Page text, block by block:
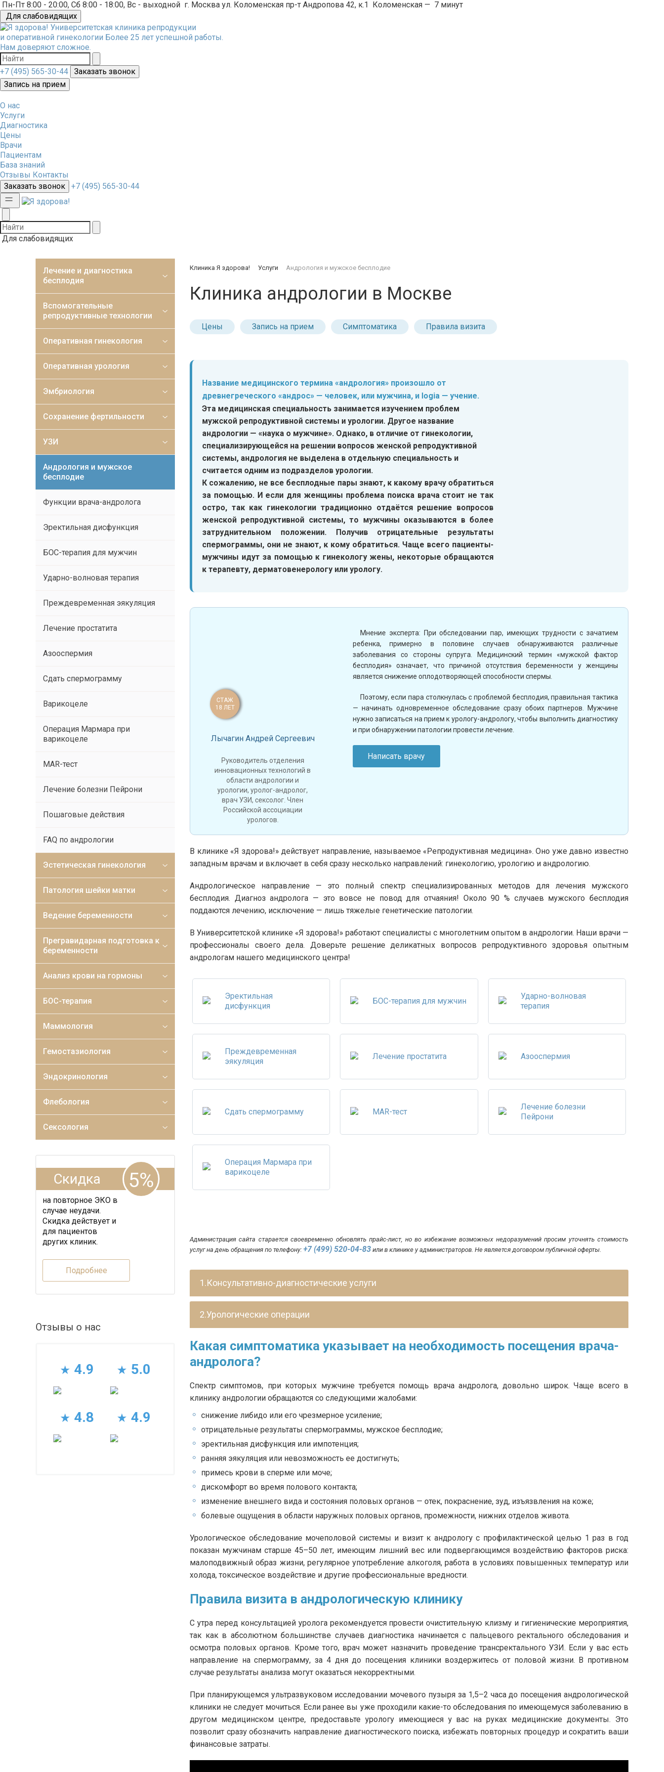
Пн-Пт 8:00 - 20:00, Сб 8:00 - 18:00, Вс - выходной г. Москва ул. Коломенская пр-т Андропова 42, к.1 Коломенская — 7 минут
Для слабовидящих
Университетская клиника репродукции
и оперативной гинекологии Более 25 лет успешной работы.
Нам доверяют сложное.
+7 (495) 565-30-44
Заказать звонок
Запись на прием
О нас
Услуги
Диагностика
Цены
Врачи
Пациентам
База знаний
Отзывы Контакты
Заказать звонок
+7 (495) 565-30-44
Для слабовидящих
Лечение и диагностика
бесплодия
Вспомогательные
репродуктивные технологии
Оперативная гинекология
Оперативная урология
Эмбриология
Сохранение фертильности
УЗИ
Андрология и мужское
бесплодие
Функции врача-андролога
Эректильная дисфункция
БОС-терапия для мужчин
Ударно-волновая терапия
Преждевременная эякуляция
Лечение простатита
Азооспермия
Cдать спермограмму
Варикоцеле
Операция Мармара при
варикоцеле
MAR-тест
Лечение болезни Пейрони
Пошаговые действия
FAQ по андрологии
Эстетическая гинекология
Патология шейки матки
Ведение беременности
Прегравидарная подготовка к
беременности
Анализ крови на гормоны
БОС-терапия
Маммология
Гемостазиология
Эндокринология
Флебология
Сексология
Скидка 5%
на повторное ЭКО в
случае неудачи.
Скидка действует и
для пациентов
других клиник.
Подробнее
Отзывы о нас
★ 4.9 ★ 5.0
★ 4.8 ★ 4.9
Клиника Я здорова! Услуги Андрология и мужское бесплодие
Клиника андрологии в Москве
Цены Запись на прием Симптоматика Правила визита
Название медицинского термина «андрология» произошло от
древнегреческого «андрос» — человек, или мужчина, и logia — учение.
Эта медицинская специальность занимается изучением проблем
мужской репродуктивной системы и урологии. Другое название
андрологии — «наука о мужчине». Однако, в отличие от гинекологии,
специализирующейся на решении вопросов женской репродуктивной
системы, андрология не выделена в отдельную специальность и
считается одним из подразделов урологии.
К сожалению, не все бесплодные пары знают, к какому врачу обратиться
за помощью. И если для женщины проблема поиска врача стоит не так
остро, так как гинекологии традиционно отдаётся решение вопросов
женской репродуктивной системы, то мужчины оказываются в более
затруднительном положении. Получив отрицательные результаты
спермограммы, они не знают, к кому обратиться. Чаще всего пациенты-
мужчины идут за помощью к гинекологу жены, некоторые обращаются
к терапевту, дерматовенерологу или урологу.
СТАЖ
18 ЛЕТ
Лычагин Андрей Сергеевич
Руководитель отделения
инновационных технологий в
области андрологии и
урологии, уролог-андролог,
врач УЗИ, сексолог. Член
Российской ассоциации
урологов.
Мнение эксперта: При обследовании пар, имеющих трудности с зачатием
ребенка, примерно в половине случаев обнаруживаются различные
заболевания со стороны супруга. Медицинский термин «мужской фактор
бесплодия» означает, что причиной отсутствия беременности у женщины
является снижение оплодотворяющей способности спермы.
Поэтому, если пара столкнулась с проблемой бесплодия, правильная тактика
— начинать одновременное обследование сразу обоих партнеров. Мужчине
нужно записаться на прием к урологу-андрологу, чтобы выполнить диагностику
и при обнаружении патологии провести лечение.
Написать врачу
В клинике «Я здорова!» действует направление, называемое «Репродуктивная медицина». Оно уже давно известно
западным врачам и включает в себя сразу несколько направлений: гинекологию, урологию и андрологию.
Андрологическое направление — это полный спектр специализированных методов для лечения мужского
бесплодия. Диагноз андролога — это вовсе не повод для отчаяния! Около 90 % случаев мужского бесплодия
поддаются лечению, исключение — лишь тяжелые генетические патологии.
В Университетской клинике «Я здорова!» работают специалисты с многолетним опытом в андрологии. Наши врачи —
профессионалы своего дела. Доверьте решение деликатных вопросов репродуктивного здоровья опытным
андрологам нашего медицинского центра!
Эректильная
дисфункция
БОС-терапия для мужчин
Ударно-волновая
терапия
Преждевременная
эякуляция
Лечение простатита Азооспермия
Сдать спермограмму MAR-тест
Лечение болезни
Пейрони
Операция Мармара при
варикоцеле
Администрация сайта старается своевременно обновлять прайс-лист, но во избежание возможных недоразумений просим уточнять стоимость
услуг на день обращения по телефону: +7 (499) 520-04-83 или в клинике у администраторов. Не является договором публичной оферты.
1.Консультативно-диагностические услуги
2.Урологические операции
Какая симптоматика указывает на необходимость посещения врача-
андролога?
Спектр симптомов, при которых мужчине требуется помощь врача андролога, довольно широк. Чаще всего в
клинику андрологии обращаются со следующими жалобами:
снижение либидо или его чрезмерное усиление;
отрицательные результаты спермограммы, мужское бесплодие;
эректильная дисфункция или импотенция;
ранняя эякуляция или невозможность ее достигнуть;
примесь крови в сперме или моче;
дискомфорт во время полового контакта;
изменение внешнего вида и состояния половых органов — отек, покраснение, зуд, изъязвления на коже;
болевые ощущения в области наружных половых органов, промежности, нижних отделов живота.
Урологическое обследование мочеполовой системы и визит к андрологу с профилактической целью 1 раз в год
показан мужчинам старше 45–50 лет, имеющим лишний вес или подвергающимся воздействию факторов риска:
малоподвижный образ жизни, регулярное употребление алкоголя, работа в условиях повышенных температур или
холода, токсическое воздействие и другие профессиональные вредности.
Правила визита в андрологическую клинику
С утра перед консультацией уролога рекомендуется провести очистительную клизму и гигиенические мероприятия,
так как в абсолютном большинстве случаев диагностика начинается с пальцевого ректального обследования и
осмотра половых органов. Кроме того, врач может назначить проведение трансректального УЗИ. Если у вас есть
направление на спермограмму, за 4 дня до посещения клиники воздержитесь от половой жизни. В противном
случае результаты анализа могут оказаться некорректными.
При планирующемся ультразвуковом исследовании мочевого пузыря за 1,5–2 часа до посещения андрологической
клиники не следует мочиться. Если ранее вы уже проходили какие-то обследования по имеющемуся заболеванию в
другом медицинском центре, предоставьте урологу имеющиеся у вас на руках медицинские документы. Это
позволит сразу обозначить направление диагностического поиска, избежать повторных процедур и сократить ваши
финансовые затраты.